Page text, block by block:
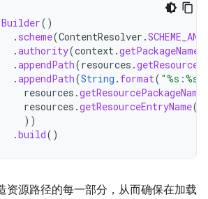
Builder()
. scheme(ContentResolver .
.authority(context.getPackageName
.appendPath(resources .
.appendPath(String . format( "%s:%s"
resources .getResourcePackageName
resources .getResourceEntryName(
))
.build()
资源路径的每一部分，从而确保在加载